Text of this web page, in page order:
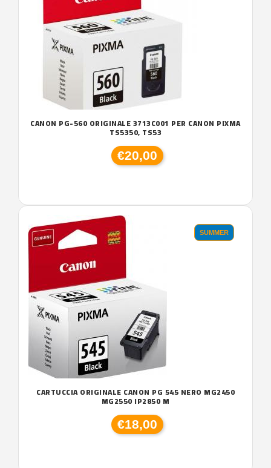
CANON PG-560 ORIGINALE 3713C001 PER CANON PIXMA
TS5350, TS53
€20,00
SUMMER
CARTUCCIA ORIGINALE CANON PG 545 NERO MG2450
MG2550 IP2850 M
€18,00